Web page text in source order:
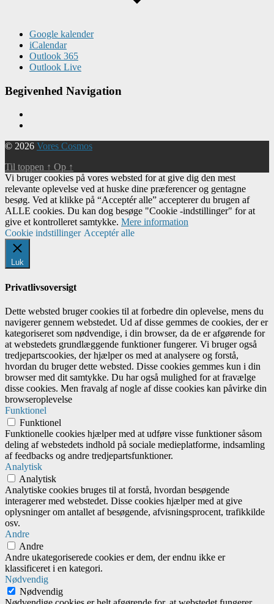
Google kalender
iCalendar
Outlook 365
Outlook Live
Begivenhed Navigation
© 2026 Vores Cosmos
Til toppen ↑ Op ↑
Vi bruger cookies på vores websted for at give dig den mest
relevante oplevelse ved at huske dine præferencer og gentagne
besøg. Ved at klikke på “Acceptér alle” accepterer du brugen af ​​
ALLE cookies. Du kan dog besøge "Cookie -indstillinger" for at
give et kontrolleret samtykke. Mere information
Cookie indstillinger Acceptér alle
Luk
Privatlivsoversigt
Dette websted bruger cookies til at forbedre din oplevelse, mens du
navigerer gennem webstedet. Ud af disse gemmes de cookies, der er
kategoriseret som nødvendige, i din browser, da de er afgørende for
at webstedets grundlæggende funktioner fungerer. Vi bruger også
tredjepartscookies, der hjælper os med at analysere og forstå,
hvordan du bruger dette websted. Disse cookies gemmes kun i din
browser med dit samtykke. Du har også mulighed for at fravælge
disse cookies. Men fravalg af nogle af disse cookies kan påvirke din
browseroplevelse
Funktionel
Funktionel
Funktionelle cookies hjælper med at udføre visse funktioner såsom
deling af webstedets indhold på sociale medieplatforme, indsamling
af feedbacks og andre tredjepartsfunktioner.
Analytisk
Analytisk
Analytiske cookies bruges til at forstå, hvordan besøgende
interagerer med webstedet. Disse cookies hjælper med at give
oplysninger om antallet af besøgende, afvisningsprocent, trafikkilde
osv.
Andre
Andre
Andre ukategoriserede cookies er dem, der endnu ikke er
klassificeret i en kategori.
Nødvendig
Nødvendig